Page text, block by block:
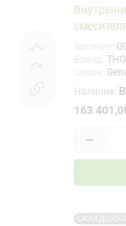
THG
Наличие:
163
−